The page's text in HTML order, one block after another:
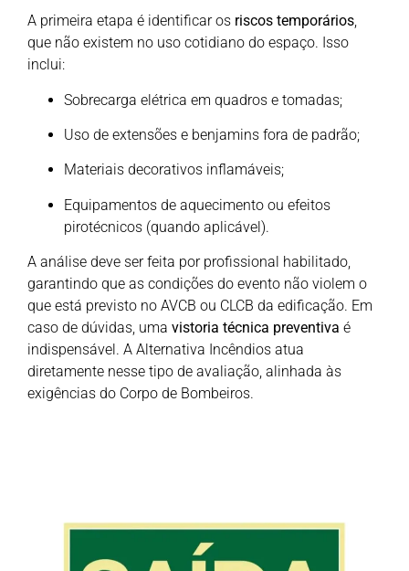
A primeira etapa é identificar os riscos temporários,
que não existem no uso cotidiano do espaço. Isso
inclui:
Sobrecarga elétrica em quadros e tomadas;
Uso de extensões e benjamins fora de padrão;
Materiais decorativos inflamáveis;
Equipamentos de aquecimento ou efeitos
pirotécnicos (quando aplicável).
A análise deve ser feita por profissional habilitado,
garantindo que as condições do evento não violem o
que está previsto no AVCB ou CLCB da edificação. Em
caso de dúvidas, uma vistoria técnica preventiva é
indispensável. A Alternativa Incêndios atua
diretamente nesse tipo de avaliação, alinhada às
exigências do Corpo de Bombeiros.